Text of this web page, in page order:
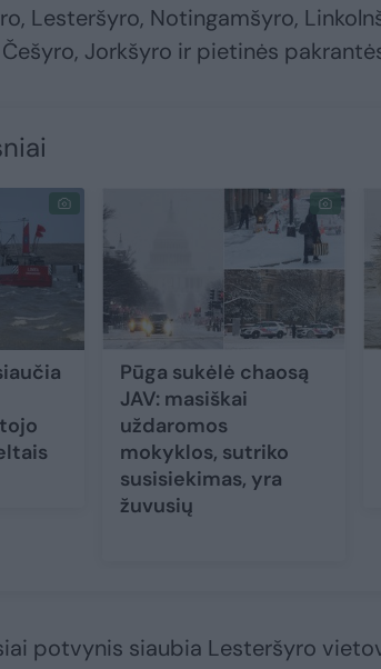
Lesteršyro, Notingamšyro,
Jorkšyro ir pietinės
Pūga sukėlė chaosą
JAV: masiškai
uždaromos
mokyklos, sutriko
susisiekimas, yra
žuvusių
potvynis siaubia Lesteršyro